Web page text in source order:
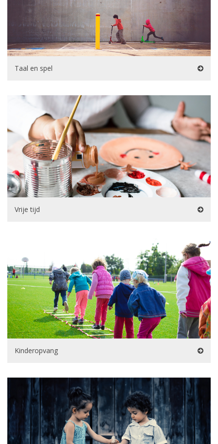
Taal en spel
Vrije tijd
Kinderopvang